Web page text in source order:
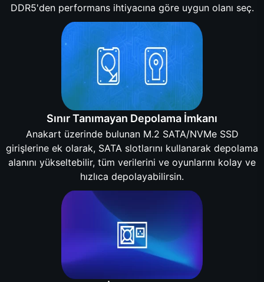
DDR5'den performans ihtiyacına göre uygun olanı seç.
Sınır Tanımayan Depolama İmkanı
Anakart üzerinde bulunan M.2 SATA/NVMe SSD
girişlerine ek olarak, SATA slotlarını kullanarak depolama
alanını yükseltebilir, tüm verilerini ve oyunlarını kolay ve
hızlıca depolayabilirsin.